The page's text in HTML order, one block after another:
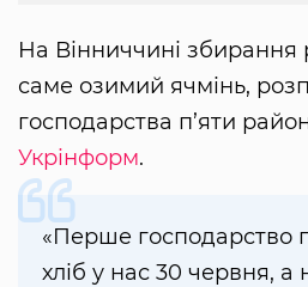
На Вінниччині збирання
саме озимий ячмінь,
господарства п’яти
Укрінформ.
«Перше господарство
хліб у нас 30 червня, а